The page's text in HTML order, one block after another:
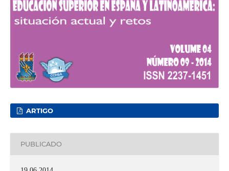
ARTIGO
PUBLICADO